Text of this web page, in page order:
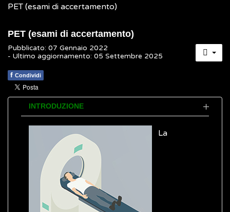
PET (esami di accertamento)
PET (esami di accertamento)
Pubblicato: 07 Gennaio 2022
- Ultimo aggiornamento: 05 Settembre 2025
f Condividi
INTRODUZIONE
La